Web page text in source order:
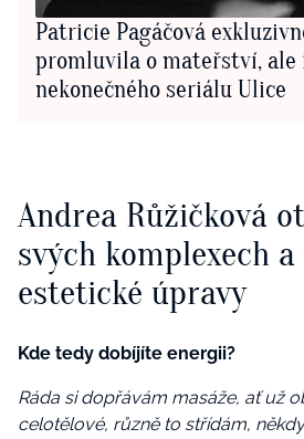
Patricie Pagáčová
promluvila o mateřství, ale
nekonečného seriálu Ulice
Andrea Růžičková
svých komplexech
estetické úpravy
Kde tedy dobíjíte energii?
Ráda si dopřávám masáže, ať už
celotělové, různě to střídám,